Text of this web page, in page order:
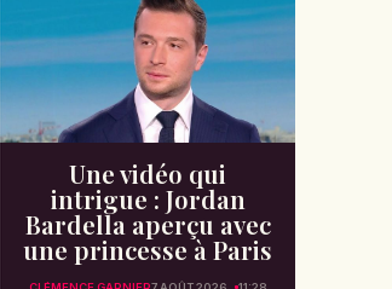
Une vidéo qui
intrigue : Jordan
Bardella aperçu avec
une princesse à Paris